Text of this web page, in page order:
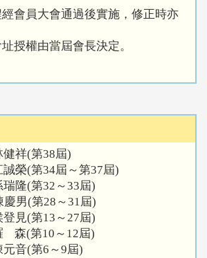
會員大會通過後實施，修正時亦
授權由當屆會長決定。
祥(第38屆)
榮(第34屆～第37屆)
隆(第32～33屆)
男(第28～31屆)
見(第13～27屆)
森(第10～12屆)
音(第6～9屆)